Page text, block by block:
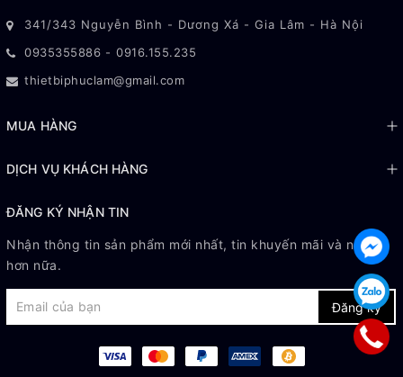
341/343 Nguyễn Bình - Dương Xá - Gia Lâm - Hà Nội
0935355886 - 0916.155.235
thietbiphuclam@gmail.com
MUA HÀNG
DỊCH VỤ KHÁCH HÀNG
ĐĂNG KÝ NHẬN TIN
Nhận thông tin sản phẩm mới nhất, tin khuyến mãi và nhiều
hơn nữa.
Đăng ký